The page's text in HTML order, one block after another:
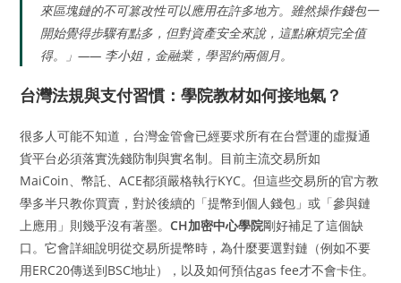
來區塊鏈的不可篡改性可以應用在許多地方。雖然操作錢包一
開始覺得步驟有點多，但對資產安全來說，這點麻煩完全值
得。」—— 李小姐，金融業，學習約兩個月。
台灣法規與支付習慣：學院教材如何接地氣？
很多人可能不知道，台灣金管會已經要求所有在台營運的虛擬通
貨平台必須落實洗錢防制與實名制。目前主流交易所如
MaiCoin、幣託、ACE都須嚴格執行KYC。但這些交易所的官方教
學多半只教你買賣，對於後續的「提幣到個人錢包」或「參與鏈
上應用」則幾乎沒有著墨。CH加密中心學院剛好補足了這個缺
口。它會詳細說明從交易所提幣時，為什麼要選對鏈（例如不要
用ERC20傳送到BSC地址），以及如何預估gas fee才不會卡住。